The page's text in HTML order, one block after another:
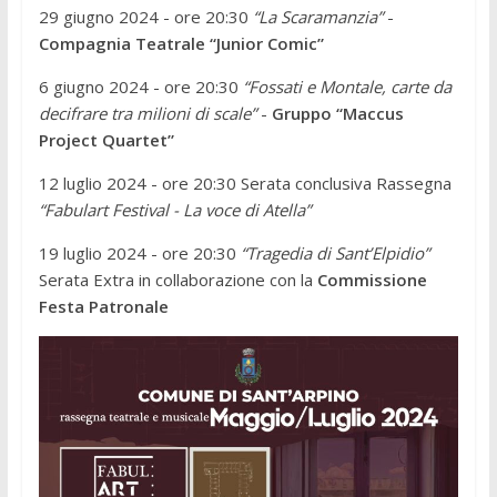
29 giugno 2024 - ore 20:30 “La Scaramanzia”-
Compagnia Teatrale “Junior Comic”
6 giugno 2024 - ore 20:30 “Fossati e Montale, carte da
decifrare tra milioni di scale”- Gruppo “Maccus
Project Quartet”
12 luglio 2024 - ore 20:30 Serata conclusiva Rassegna
“Fabulart Festival - La voce di Atella”
19 luglio 2024 - ore 20:30 “Tragedia di Sant’Elpidio”
Serata Extra in collaborazione con la Commissione
Festa Patronale